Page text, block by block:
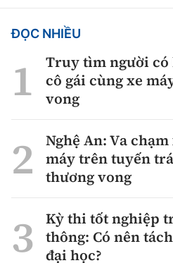
ĐỌC NHIỀU
Truy tìm người có
cô gái cùng xe
vong
Nghệ An: Va
máy trên tuyến
thương vong
Kỳ thi tốt nghiệp
thông: Có nên
đại học?